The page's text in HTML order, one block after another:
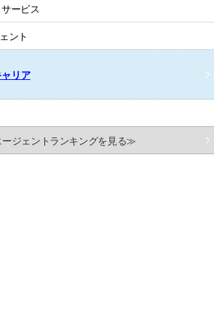
ービス
ント
リア
ジェントランキングを見る≫